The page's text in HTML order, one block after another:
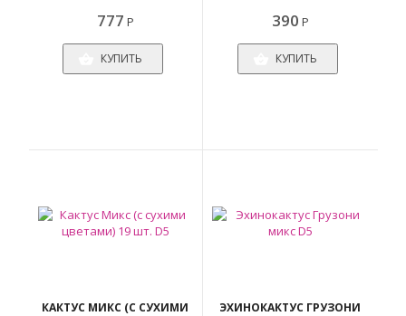
777 Р
КУПИТЬ
390 Р
КУПИТЬ
КАКТУС МИКС (С СУХИМИ
ЭХИНОКАКТУС ГРУЗОНИ